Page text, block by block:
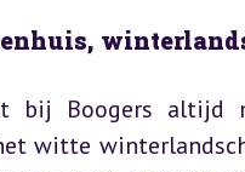
bij Boogers altijd
witte